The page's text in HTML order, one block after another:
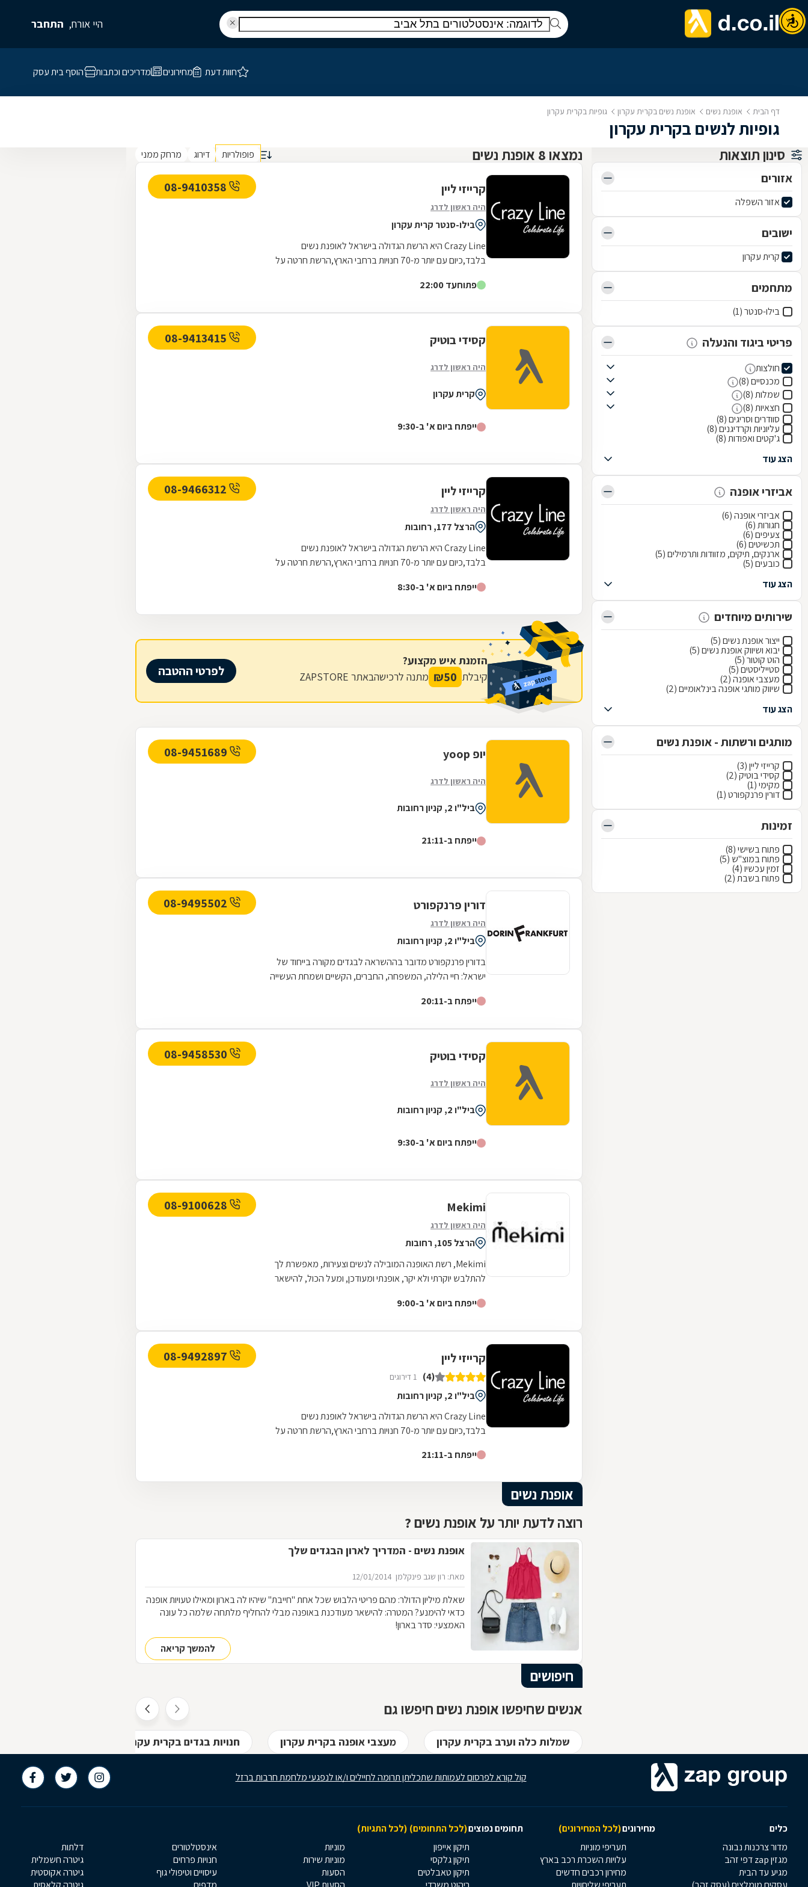
היי אורח, התחבר
חוות דעת מחירונים מדריכים וכתבות הוסף בית עסק
דף הבית אופנת נשים אופנת נשים בקרית עקרון גופיות בקרית עקרון
גופיות לנשים בקרית עקרון
סינון תוצאות
אזורים
אזור השפלה
ישובים
קרית עקרון
מתחמים
בילו-סנטר (1)
פריטי ביגוד והנעלה
חולצות
מכנסיים (8)
שמלות (8)
חצאיות (8)
סוודרים וסריגים (8)
עליוניות וקרדיגנים (8)
ג'קטים ואפודות (8)
הצג עוד
אביזרי אופנה
אביזרי אופנה (6)
חגורות (6)
צעיפים (6)
תכשיטים (6)
ארנקים, תיקים, מזוודות ותרמילים (5)
כובעים (5)
הצג עוד
שירותים מיוחדים
ייצור אופנת נשים (5)
יבוא ושיווק אופנת נשים (5)
הוט קוטור (5)
סטייליסטים (5)
מעצבי אופנה (2)
שיווק מותגי אופנה בינלאומיים (2)
הצג עוד
מותגים ורשתות - אופנת נשים
קרייזי ליין (3)
קסידי בוטיק (2)
מקימי (1)
דורין פרנקפורט (1)
זמינות
פתוח בשישי (8)
פתוח במוצ"ש (5)
זמין עכשיו (4)
פתוח בשבת (2)
נמצאו 8 אופנת נשים פופולריות דירוג מרחק ממני
קרייזי ליין
היה ראשון לדרג
בילו-סנטר קרית עקרון
Crazy Line היא הרשת הגדולה בישראל לאופנת נשים
בלבד,כיום עם יותר מ-70 חנויות ברחבי הארץ,הרשת חרטה על
פתוחעד 22:00
קסידי בוטיק
היה ראשון לדרג
קרית עקרון
ייפתח ביום א' ב-9:30
קרייזי ליין
היה ראשון לדרג
הרצל 177, רחובות
Crazy Line היא הרשת הגדולה בישראל לאופנת נשים
בלבד,כיום עם יותר מ-70 חנויות ברחבי הארץ,הרשת חרטה על
ייפתח ביום א' ב-8:30
הזמנת איש מקצוע?
קיבלת 50
₪ מתנה לרכישהבאתר ZAPSTORE לפרטי ההטבה
יופ yoop
היה ראשון לדרג
ביל"ו 2, קניון רחובות
ייפתח ב-21:11
דורין פרנקפורט
היה ראשון לדרג
ביל"ו 2, קניון רחובות
בדורין פרנקפורט מדובר בההשראה לבגדים מקורה בייחוד של
ישראל: חיי הלילה, המשפחה, החברים, הקשיים ושמחת העשייה
ייפתח ב-20:11
קסידי בוטיק
היה ראשון לדרג
ביל"ו 2, קניון רחובות
ייפתח ביום א' ב-9:30
Mekimi
היה ראשון לדרג
הרצל 105, רחובות
Mekimi, רשת האופנה המובילה לנשים וצעירות, מאפשרת לך
להתלבש יוקרתי ולא יקר, אופנתי ומעודכן, ומעל הכול, להישאר
ייפתח ביום א' ב-9:00
קרייזי ליין
(4) 1 דירוגים
ביל"ו 2, קניון רחובות
Crazy Line היא הרשת הגדולה בישראל לאופנת נשים
בלבד,כיום עם יותר מ-70 חנויות ברחבי הארץ,הרשת חרטה על
ייפתח ב-21:11
אופנת נשים
רוצה לדעת יותר על אופנת נשים ?
אופנת נשים - המדריך לארון הבגדים שלך
מאת: רון שגב פינקלמן 12/01/2014
שאלת מיליון הדולר: מהם פריטי הלבוש שכל אחת "חייבת" שיהיו לה בארון ומאילו טעויות אופנה
כדאי להימנע? המטרה: להישאר מעודכנת באופנה מבלי להחליף מלתחה שלמה כל עונה
האמצעי: סדר בארון!
להמשך קריאה
חיפושים
אנשים שחיפשו אופנת נשים חיפשו גם
שמלות כלה וערב בקרית עקרון מעצבי אופנה בקרית עקרון חנויות בגדים בקרית עקרון
קול קורא לפרסום לעמותות שתכליתן תרומה לחיילים ו/או לנפגעי מלחמת חרבות ברזל
כלים מחירונים(לכל המחירונים) תחומים נפוצים(לכל התחומים) (לכל התגיות)
מדור צרכנות נבונה
מגזין zap דפי זהב
מגיע עד הבית
תעריפי מוניות
עלויות השכרת רכב בארץ
מחירון רכבים חדשים
תיקון אייפון
תיקון גלקסי
תיקון טאבלטים
מוניות
מוניות שירות
הסעות
אינסטלטורים
חנויות פרחים
עיסויים וטיפולי גוף
דלתות
גיטרה חשמלית
גיטרה אקוסטית